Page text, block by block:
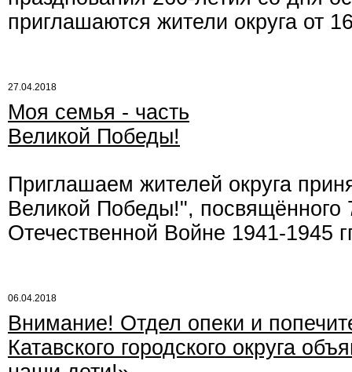
приглашаются жители округа от
27.04.2018
Моя семья - часть
Великой Победы!
Приглашаем жителей округа
Великой Победы!",
Отечественной Войне 1941-1945
06.04.2018
Внимание! Отдел опеки и
Катавского городского округа